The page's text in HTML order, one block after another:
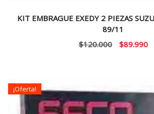
KIT EMBRAGUE EXEDY 2 PIEZAS
89/11
$120.000
El
$120.000.
$89.990El
¡Oferta!